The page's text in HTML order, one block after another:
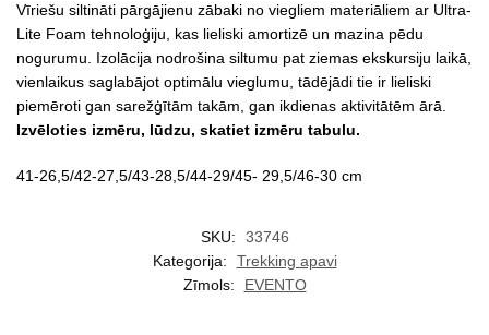
Vīriešu siltināti pārgājienu zābaki no viegliem materiāliem ar Ultra-
Lite Foam tehnoloģiju, kas lieliski amortizē un mazina pēdu
nogurumu. Izolācija nodrošina siltumu pat ziemas ekskursiju laikā,
vienlaikus saglabājot optimālu vieglumu, tādējādi tie ir lieliski
piemēroti gan sarežģītām takām, gan ikdienas aktivitātēm ārā.
Izvēloties izmēru, lūdzu, skatiet izmēru tabulu.
41-26,5/42-27,5/43-28,5/44-29/45- 29,5/46-30 cm
SKU:
33746
Kategorija:
Trekking apavi
Zīmols:
EVENTO